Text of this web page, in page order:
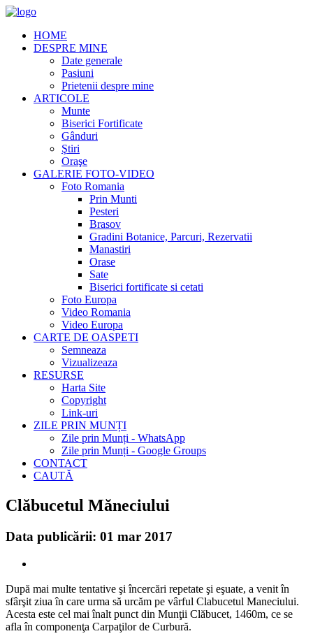
HOME
DESPRE MINE
Date generale
Pasiuni
Prietenii despre mine
ARTICOLE
Munte
Biserici Fortificate
Gânduri
Ştiri
Oraşe
GALERIE FOTO-VIDEO
Foto Romania
Prin Munti
Pesteri
Brasov
Gradini Botanice, Parcuri, Rezervatii
Manastiri
Orase
Sate
Biserici fortificate si cetati
Foto Europa
Video Romania
Video Europa
CARTE DE OASPETI
Semneaza
Vizualizeaza
RESURSE
Harta Site
Copyright
Link-uri
ZILE PRIN MUNȚI
Zile prin Munți - WhatsApp
Zile prin Munți - Google Groups
CONTACT
CAUTĂ
Clăbucetul Măneciului
Data publicării: 01 mar 2017
După mai multe tentative şi încercări repetate şi eşuate, a venit în
sfârşit ziua în care urma să urcăm pe vârful Clabucetul Maneciului.
Acesta este cel mai înalt punct din Munţii Clăbucet, 1460m, ce se
afla în componenţa Carpaţilor de Curbură.